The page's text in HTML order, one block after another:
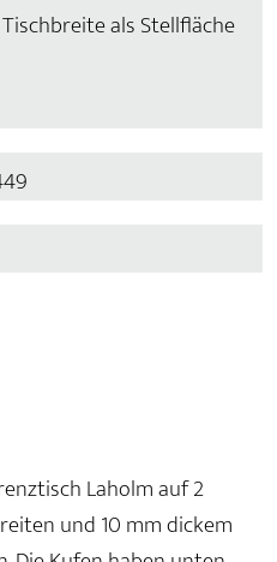
als Stellfläche
Laholm auf 2
und 10 mm dickem